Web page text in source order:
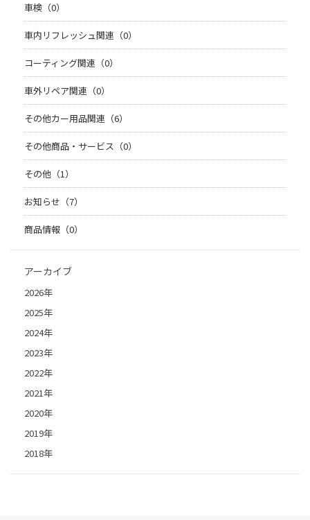
車検（0）
車内リフレッシュ関連（0）
コーティング関連（0）
車外リペア関連（0）
その他カー用品関連（6）
その他商品・サービス（0）
その他（1）
お知らせ（7）
商品情報（0）
アーカイブ
2026年
2025年
2024年
2023年
2022年
2021年
2020年
2019年
2018年